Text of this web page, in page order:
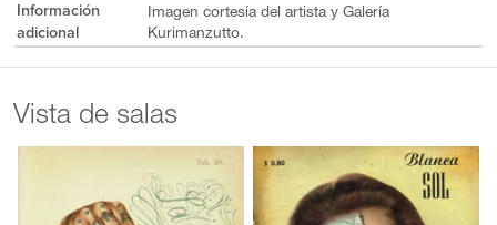
Información
adicional
Imagen cortesía del artista y Galería
Kurimanzutto.
Vista de salas